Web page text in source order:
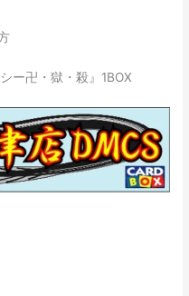
ー卍・獄・殺』1BOX